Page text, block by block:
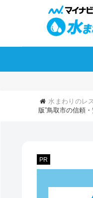
水まわりのレ
版”鳥取市の信頼
PR